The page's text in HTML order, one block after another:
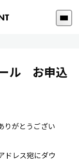
ル お申込
りがとうござい
ドレス宛にダウ